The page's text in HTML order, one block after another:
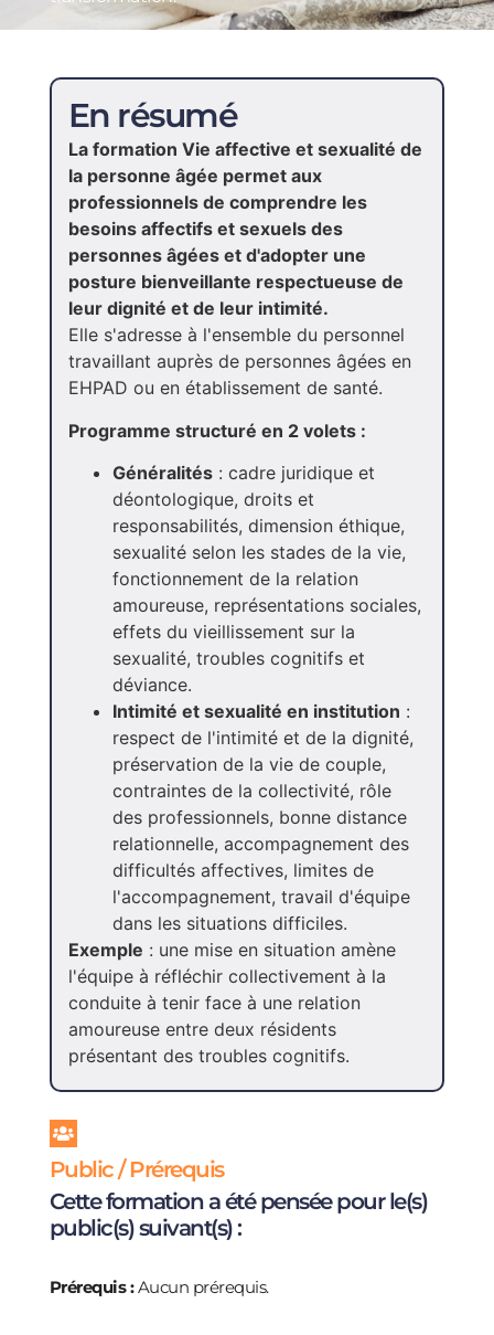
En résumé
La formation Vie affective et sexualité de
la personne âgée permet aux
professionnels de comprendre les
besoins affectifs et sexuels des
personnes âgées et d'adopter une
posture bienveillante respectueuse de
leur dignité et de leur intimité.
Elle s'adresse à l'ensemble du personnel
travaillant auprès de personnes âgées en
EHPAD ou en établissement de santé.
Programme structuré en 2 volets :
Généralités: cadre juridique et
déontologique, droits et
responsabilités, dimension éthique,
sexualité selon les stades de la vie,
fonctionnement de la relation
amoureuse, représentations sociales,
effets du vieillissement sur la
sexualité, troubles cognitifs et
déviance.
Intimité et sexualité en institution :
respect de l'intimité et de la dignité,
préservation de la vie de couple,
contraintes de la collectivité, rôle
des professionnels, bonne distance
relationnelle, accompagnement des
difficultés affectives, limites de
l'accompagnement, travail d'équipe
dans les situations difficiles.
Exemple : une mise en situation amène
l'équipe à réfléchir collectivement à la
conduite à tenir face à une relation
amoureuse entre deux résidents
présentant des troubles cognitifs.
Public / Prérequis
Cette formation a été pensée pour le(s)
public(s) suivant(s) :
Prérequis :Aucun prérequis.